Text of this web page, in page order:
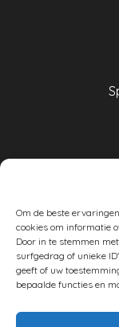
Om de beste
cookies om informatie
Door in te stemmen
surfgedrag of unieke
geeft of uw
bepaalde functies en
Brand